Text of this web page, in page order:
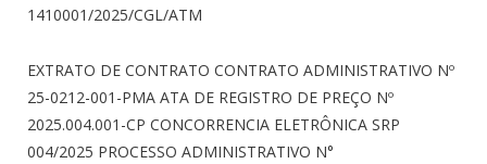
1410001/2025/CGL/ATM
EXTRATO DE CONTRATO CONTRATO ADMINISTRATIVO Nº
25-0212-001-PMA ATA DE REGISTRO DE PREÇO Nº
2025.004.001-CP CONCORRENCIA ELETRÔNICA SRP
004/2025 PROCESSO ADMINISTRATIVO N°